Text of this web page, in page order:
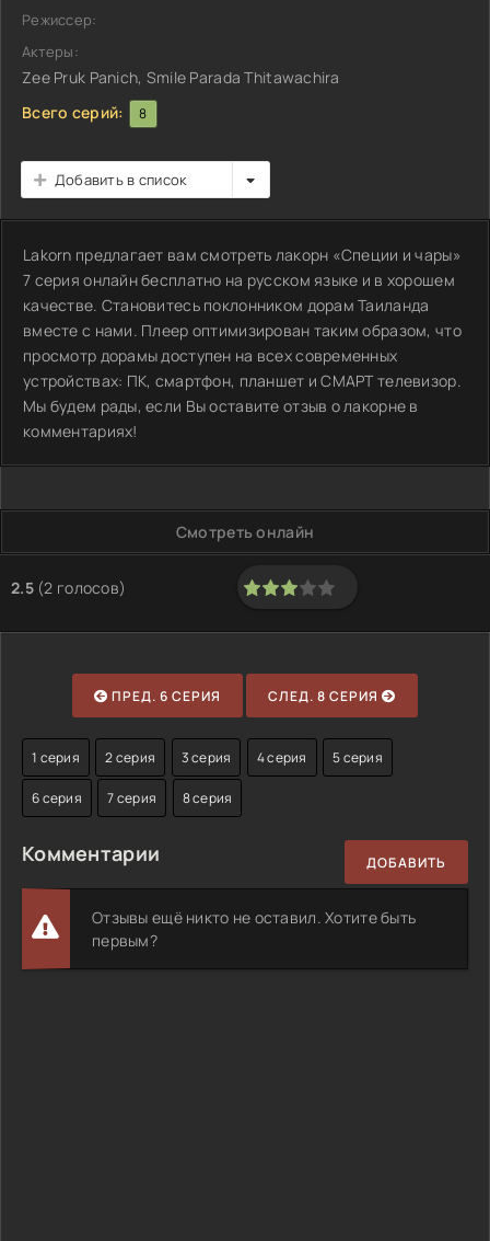
Режиссер:
Актеры:
Zee Pruk Panich, Smile Parada Thitawachira
Всего серий:
8
Добавить в список
Lakorn предлагает вам смотреть лакорн «Специи и чары»
7 серия онлайн бесплатно на русском языке и в хорошем
качестве. Становитесь поклонником дорам Таиланда
вместе с нами. Плеер оптимизирован таким образом, что
просмотр дорамы доступен на всех современных
устройствах: ПК, смартфон, планшет и СМАРТ телевизор.
Мы будем рады, если Вы оставите отзыв о лакорне в
комментариях!
Смотреть онлайн
2.5(2 голосов)
60
ПРЕД. 6 СЕРИЯ СЛЕД. 8 СЕРИЯ
1 серия 2 серия 3 серия 4 серия 5 серия
6 серия 7 серия 8 серия
Комментарии ДОБАВИТЬ
Отзывы ещё никто не оставил. Хотите быть
первым?